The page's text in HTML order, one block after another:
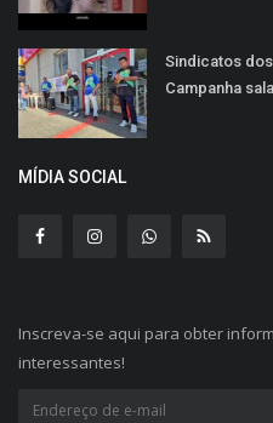
Sindicatos
Campanha
MÍDIA SOCIAL
Inscreva-se aqui para obter
interessantes!